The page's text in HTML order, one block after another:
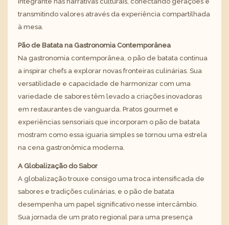
transmitindo valores através da experiência compartilhada
à mesa.
Pão de Batata na Gastronomia Contemporânea
Na gastronomia contemporânea, o pão de batata continua
a inspirar chefs a explorar novas fronteiras culinárias. Sua
versatilidade e capacidade de harmonizar com uma
variedade de sabores têm levado a criações inovadoras
em restaurantes de vanguarda. Pratos gourmet e
experiências sensoriais que incorporam o pão de batata
mostram como essa iguaria simples se tornou uma estrela
na cena gastronômica moderna.
A Globalização do Sabor
A globalização trouxe consigo uma troca intensificada de
sabores e tradições culinárias, e o pão de batata
desempenha um papel significativo nesse intercâmbio.
Sua jornada de um prato regional para uma presença